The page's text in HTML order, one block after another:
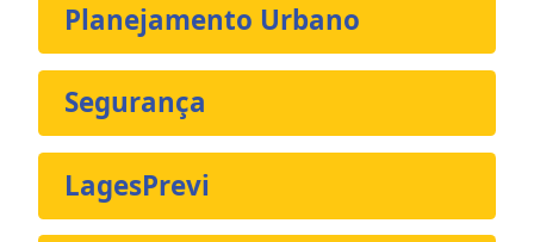
Planejamento Urbano
Segurança
LagesPrevi